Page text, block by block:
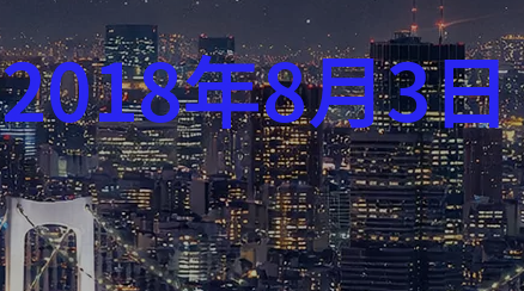
芸能界
社会
2018年8月3日